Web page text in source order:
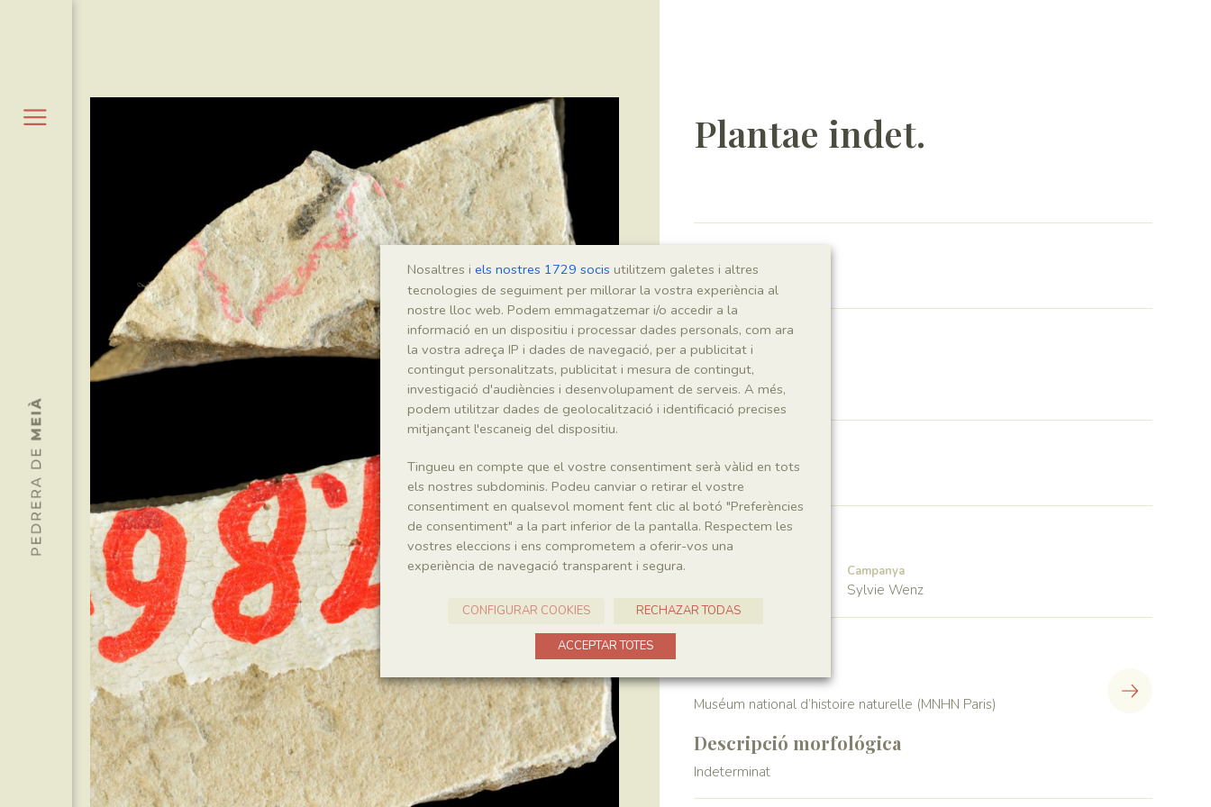
Plantae indet.
MNHN 17861
Taxonomia
Regne
Plantae
Pedrera de Meià
Recol·lecció
Campanya
Sylvie Wenz
Muséum national d’histoire naturelle (MNHN Paris)
Descripció morfológica
Indeterminat
Nosaltres i els nostres 1729 socis utilitzem galetes i altres
tecnologies de seguiment per millorar la vostra experiència al
nostre lloc web. Podem emmagatzemar i/o accedir a la
informació en un dispositiu i processar dades personals, com ara
la vostra adreça IP i dades de navegació, per a publicitat i
contingut personalitzats, publicitat i mesura de contingut,
investigació d'audiències i desenvolupament de serveis. A més,
podem utilitzar dades de geolocalització i identificació precises
mitjançant l'escaneig del dispositiu.
Tingueu en compte que el vostre consentiment serà vàlid en tots
els nostres subdominis. Podeu canviar o retirar el vostre
consentiment en qualsevol moment fent clic al botó "Preferències
de consentiment" a la part inferior de la pantalla. Respectem les
vostres eleccions i ens comprometem a oferir-vos una
experiència de navegació transparent i segura.
CONFIGURAR COOKIES RECHAZAR TODAS
ACCEPTAR TOTES